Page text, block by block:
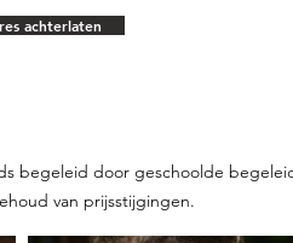
achterlaten
begeleid door geschoolde
van prijsstijgingen.